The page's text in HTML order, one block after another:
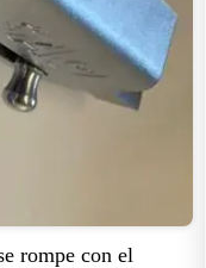
rompe con el